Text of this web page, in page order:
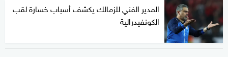
المدير الفني للزمالك يكشف أسباب خسارة لقب
الكونفيدرالية